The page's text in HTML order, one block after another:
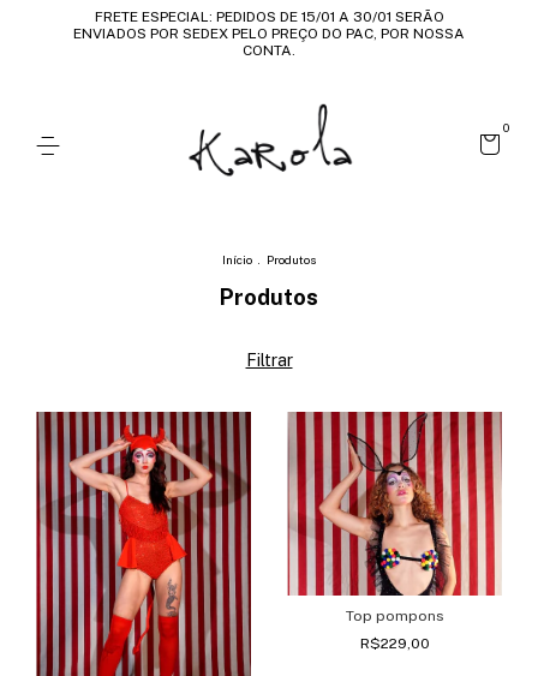
FRETE ESPECIAL: PEDIDOS DE 15/01 A 30/01 SERÃO
ENVIADOS POR SEDEX PELO PREÇO DO PAC, POR NOSSA
CONTA.
0
Início Produtos
Produtos
Filtrar
Top pompons
R$229,00